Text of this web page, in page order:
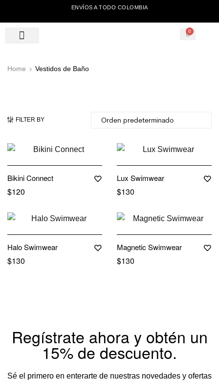
ENVÍOS A TODO COLOMBIA
0
Home Vestidos de Baño
FILTER BY
Bikini Connect
$120
Lux Swimwear
$130
Halo Swimwear
$130
Magnetic Swimwear
$130
Regístrate ahora y obtén un
15% de descuento.
Sé el primero en enterarte de nuestras novedades y ofertas